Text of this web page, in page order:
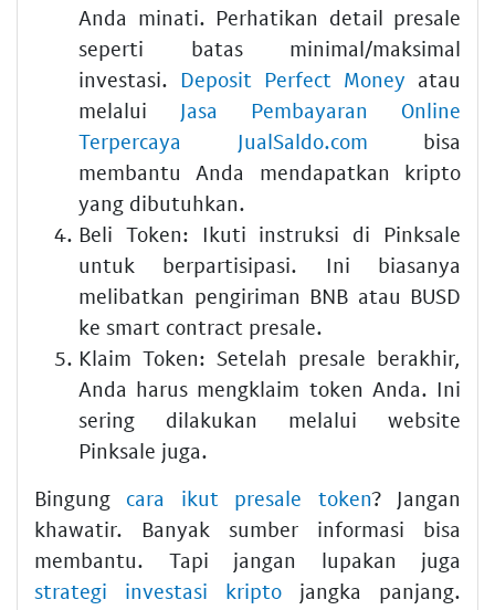
Anda minati. Perhatikan detail presale
seperti batas minimal/maksimal
investasi. Deposit Perfect Money atau
melalui Jasa Pembayaran Online
Terpercaya JualSaldo.com bisa
membantu Anda mendapatkan kripto
yang dibutuhkan.
Beli Token: Ikuti instruksi di Pinksale
untuk berpartisipasi. Ini biasanya
melibatkan pengiriman BNB atau BUSD
ke smart contract presale.
Klaim Token: Setelah presale berakhir,
Anda harus mengklaim token Anda. Ini
sering dilakukan melalui website
Pinksale juga.
Bingung cara ikut presale token? Jangan
khawatir. Banyak sumber informasi bisa
membantu. Tapi jangan lupakan juga
strategi investasi kripto jangka panjang.